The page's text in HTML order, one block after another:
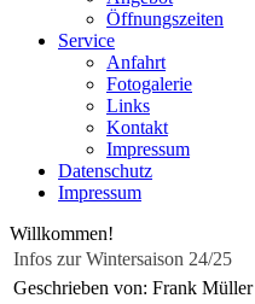
Öffnungszeiten
Service
Anfahrt
Fotogalerie
Links
Kontakt
Impressum
Datenschutz
Impressum
Willkommen!
Infos zur Wintersaison 24/25
Geschrieben von: Frank Müller